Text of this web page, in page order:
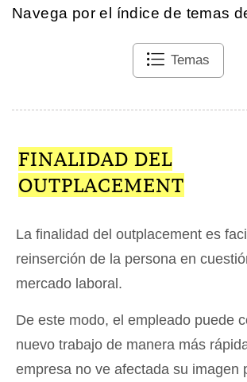
Navega por el índice de temas
Temas
FINALIDAD DEL
OUTPLACEMENT
La finalidad del outplacement es
reinserción de la persona en
mercado laboral.
De este modo, el empleado puede
nuevo trabajo de manera más
empresa no ve afectada su imagen